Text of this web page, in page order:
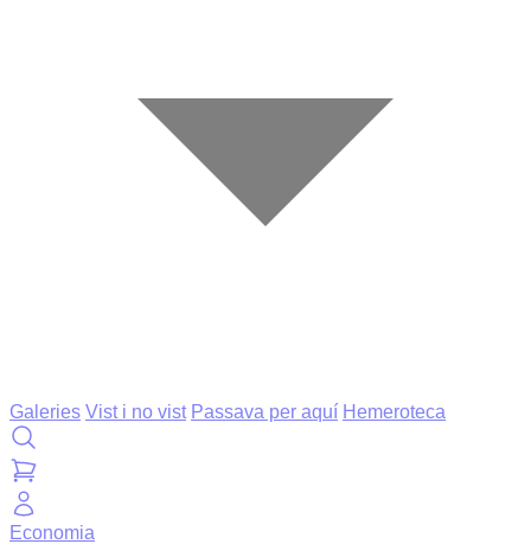
Galeries Vist i no vist Passava per aquí Hemeroteca
Economia